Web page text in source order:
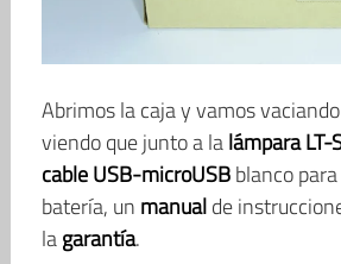
Abrimos la caja y vamos
viendo que junto a lalámpara LT-
cable USB-microUSBblanco
batería, un manualde
lagarantía.